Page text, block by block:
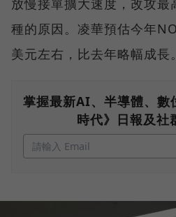
放慢接單擴大速度，改攻最
種的原因。凌華預估今年
美元左右，比去年略幅成長。
掌握最新AI、半導體、數
時代》日報及社